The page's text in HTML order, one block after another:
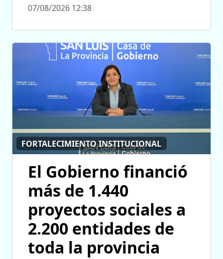
07/08/2026 12:38
FORTALECIMIENTO INSTITUCIONAL
El Gobierno financió
más de 1.440
proyectos sociales a
2.200 entidades de
toda la provincia